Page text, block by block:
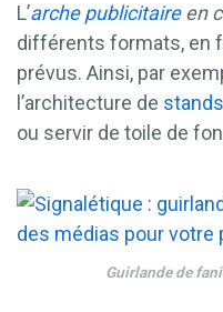
L’archepublicitaireen
différents formats, en
prévus. Ainsi, par
l’architecture de stands
ou servir de toile de
Guirlande de